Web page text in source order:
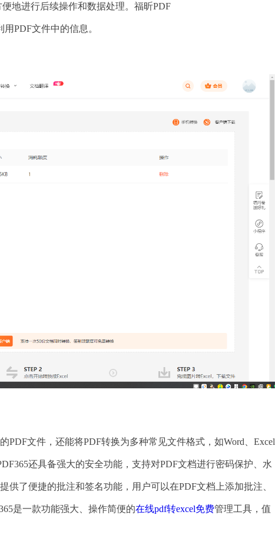
地进行后续操作和数据处理。福昕PDF
PDF文件中的信息。
文件，还能将PDF转换为多种常见文件格式，如Word、Excel
还具备强大的安全功能，支持对PDF文档进行密码保护、水
了便捷的批注和签名功能，用户可以在PDF文档上添加批注、
是一款功能强大、操作简便的在线pdf转excel免费管理工具，值